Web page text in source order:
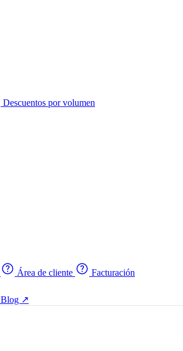
Descuentos por volumen
Área de cliente
Facturación
Blog ↗